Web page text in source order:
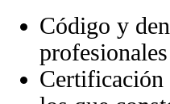
Código y
Certificación